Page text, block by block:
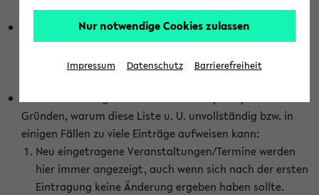
abhängig vom im eKVV gewählten Semester.
Die hier gezeigte Liste von Raumänderungen kann nur
vollständig sein, wenn den Fakultäten von den Lehrenden
die Änderungen zeitnah mitgeteilt und diese Änderungen
Gründen, warum diese Liste u. U. unvollständig bzw. in
einigen Fällen zu viele Einträge aufweisen kann:
Neu eingetragene Veranstaltungen/Termine werden
hier immer angezeigt, auch wenn sich nach der ersten
Eintragung keine Änderung ergeben haben sollte.
Nur notwendige Cookies zulassen
Impressum Datenschutz Barrierefreiheit